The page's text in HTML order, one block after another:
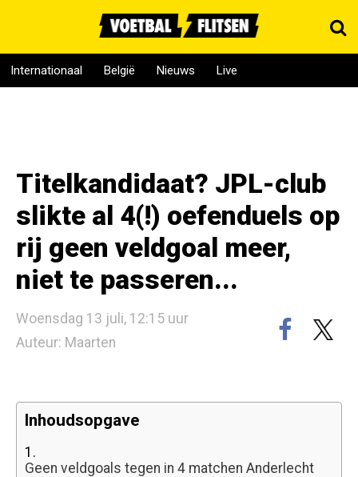
Internationaal België Nieuws Live
Titelkandidaat? JPL-club
slikte al 4(!) oefenduels op
rij geen veldgoal meer,
niet te passeren...
Woensdag 13 juli, 12:15 uur
Auteur: Maarten
Inhoudsopgave
1.
Geen veldgoals tegen in 4 matchen Anderlecht